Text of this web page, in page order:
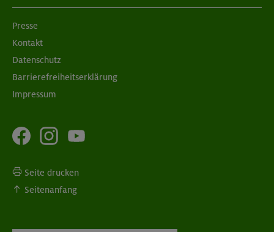
Presse
Kontakt
Datenschutz
Barrierefreiheitserklärung
Impressum
Seite drucken
Seitenanfang